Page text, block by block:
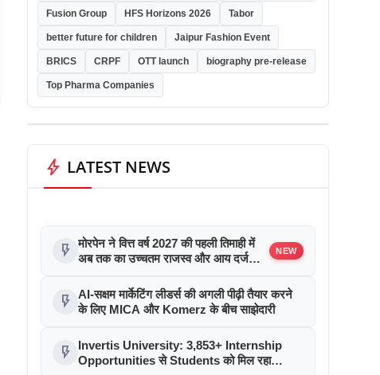
Fusion Group HFS Horizons 2026 Tabor
better future for children Jaipur Fashion Event
BRICS CRPF OTT launch biography pre-release
Top Pharma Companies
bolt LATEST NEWS
flash_on मोरपेन ने वित्त वर्ष 2027 की पहली तिमाही में
अब तक का उच्चतम राजस्व और आय दर्ज
394% की वृद्धि हुई। सीडीएमओ कार्यक्रम ने
पुरंतया व्यावसायीक चरण में प्रवेश किया
NEW
flash_on AI-सक्षम मार्केटिंग लीडर्स की अगली पीढ़ी तैयार करने
के लिए MICA और Komerz के बीच साझेदारी
flash_on
Invertis University: 3,853+ Internship
Opportunities से Students को मिल रहा